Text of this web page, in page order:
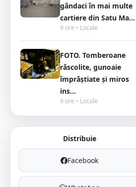
gândaci în mai multe
cartiere din Satu Ma...
9 ore • Locale
FOTO. Tomberoane
răscolite, gunoaie
împrăștiate și miros
ins...
9 ore • Locale
Distribuie
Facebook